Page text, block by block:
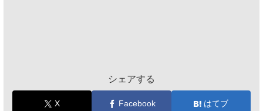
シェアする
X Facebook はてブ